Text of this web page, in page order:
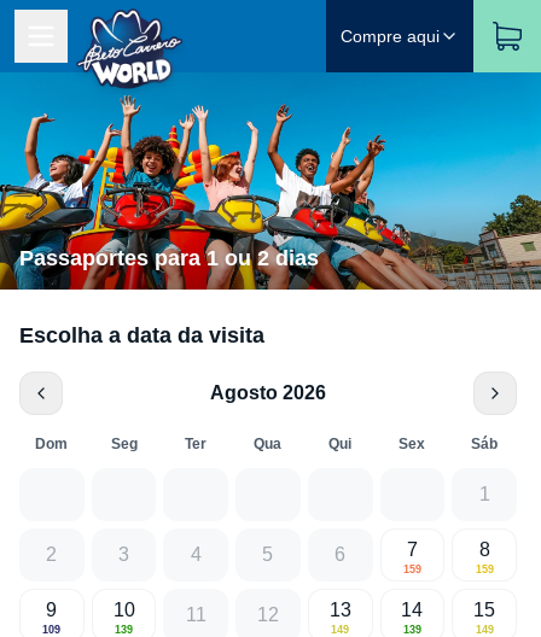
Compre aqui
Passaportes para 1 ou 2 dias
Escolha a data da visita
Agosto 2026
Dom Seg Ter Qua Qui Sex Sáb
1
2 3 4 5 6 7
159
8
159
9
109
10
139
11 12 13
149
14
139
15
149